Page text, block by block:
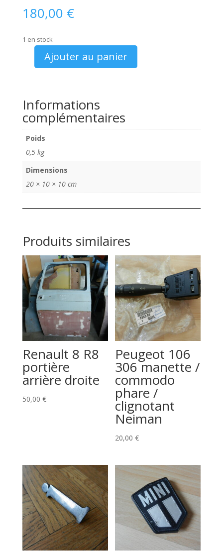
180,00 €
1 en stock
quantité
de
poche
Ajouter au panier
Informations
complémentaires
Poids
0,5 kg
Dimensions
20 × 10 × 10 cm
Produits similaires
Renault 8 R8
portière
arrière droite
50,00 €
Peugeot 106
306 manette /
commodo
phare /
clignotant
Neiman
20,00€